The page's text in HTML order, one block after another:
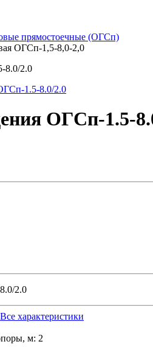
прямостоечные (ОГСп)
ОГСп-1,5-8,0-2,0
8.0/2.0
ОГСп-1.5-
2.0
Все характеристики
м: 2